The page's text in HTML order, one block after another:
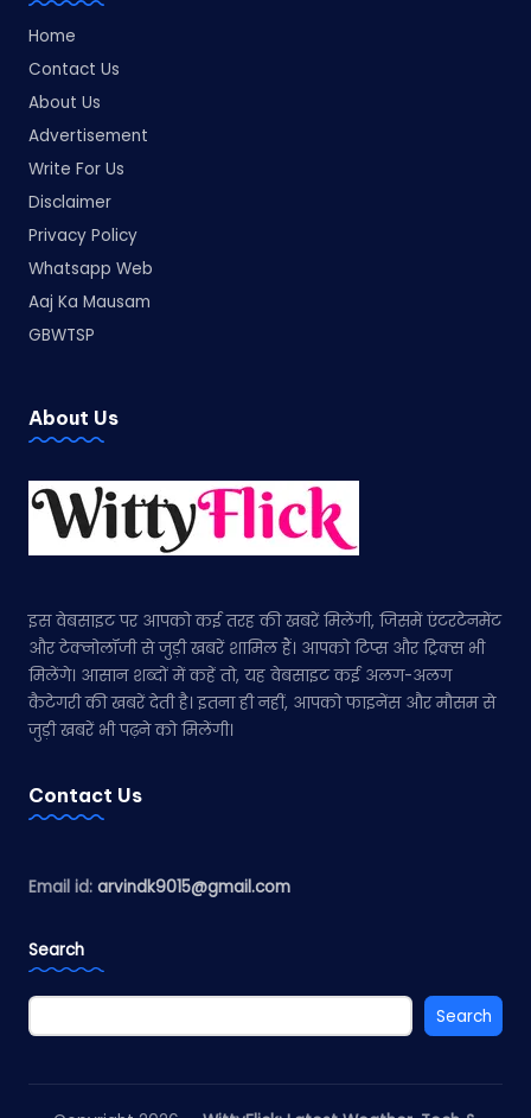
Home
Contact Us
About Us
Advertisement
Write For Us
Disclaimer
Privacy Policy
Whatsapp Web
Aaj Ka Mausam
GBWTSP
About Us
इस वेबसाइट पर आपको कई तरह की खबरें मिलेंगी, जिसमें एंटरटेनमेंट
और टेक्नोलॉजी से जुड़ी खबरें शामिल हैं। आपको टिप्स और ट्रिक्स भी
मिलेंगे। आसान शब्दों में कहें तो, यह वेबसाइट कई अलग-अलग
कैटेगरी की खबरें देती है। इतना ही नहीं, आपको फाइनेंस और मौसम से
जुड़ी खबरें भी पढ़ने को मिलेंगी।
Contact Us
Email id: arvindk9015@gmail.com
Search
Search